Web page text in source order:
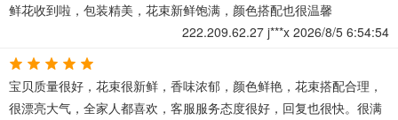
鲜花收到啦，包装精美，花束新鲜饱满，颜色搭配也很温馨
222.209.62.27 j***x 2026/8/5 6:54:54
宝贝质量很好，花束很新鲜，香味浓郁，颜色鲜艳，花束搭配合理，
很漂亮大气，全家人都喜欢，客服服务态度很好，回复也很快。很满